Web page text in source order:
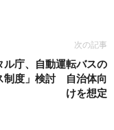
次の記事
ル庁、自動運転バスの
制度」検討 自治体向
けを想定